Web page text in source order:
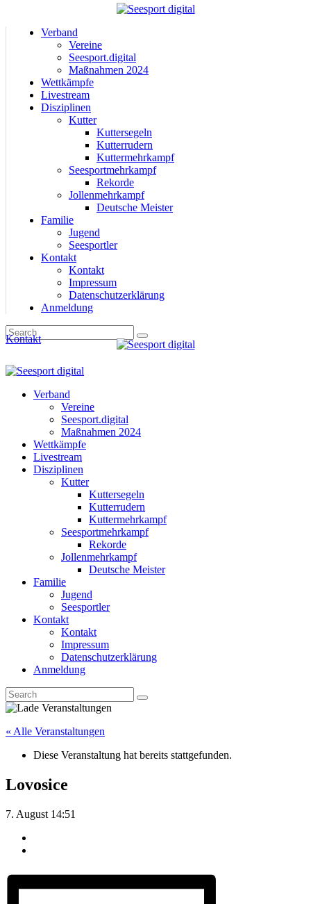
Verband
Vereine
Seesport.digital
Maßnahmen 2024
Wettkämpfe
Livestream
Disziplinen
Kutter
Kuttersegeln
Kutterrudern
Kuttermehrkampf
Seesportmehrkampf
Rekorde
Jollenmehrkampf
Deutsche Meister
Familie
Jugend
Seesportler
Kontakt
Kontakt
Impressum
Datenschutzerklärung
Anmeldung
Kontakt
Verband
Vereine
Seesport.digital
Maßnahmen 2024
Wettkämpfe
Livestream
Disziplinen
Kutter
Kuttersegeln
Kutterrudern
Kuttermehrkampf
Seesportmehrkampf
Rekorde
Jollenmehrkampf
Deutsche Meister
Familie
Jugend
Seesportler
Kontakt
Kontakt
Impressum
Datenschutzerklärung
Anmeldung
« Alle Veranstaltungen
Diese Veranstaltung hat bereits stattgefunden.
Lovosice
7. August 14:51